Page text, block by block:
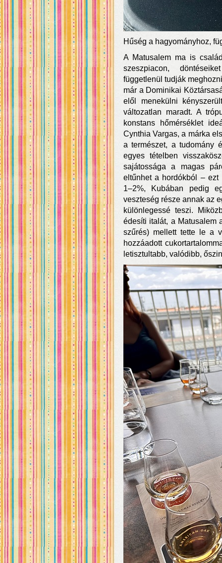
Hűség a hagyományhoz,
A Matusalem ma is
szeszpiacon,
függetlenül tudják
már a Dominikai
elől menekülni
változatlan maradt. A
konstans hőmérséklet
Cynthia Vargas, a márka
a természet, a tudomány
egyes tételben
sajátossága a magas
eltűnhet a hordókból – ezt
1–2%, Kubában pedig
veszteség része annak az
különlegessé teszi.
édesíti italát, a Matusalem
szűrés) mellett tette le a
hozzáadott
letisztultabb, valódibb,